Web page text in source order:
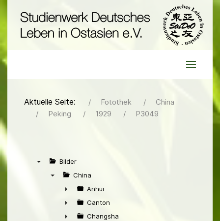
Aktuelle Seite: Fotothek
China
Peking
1929 P3049
Bilder
China
►
Anhui
►
Canton
Changsha